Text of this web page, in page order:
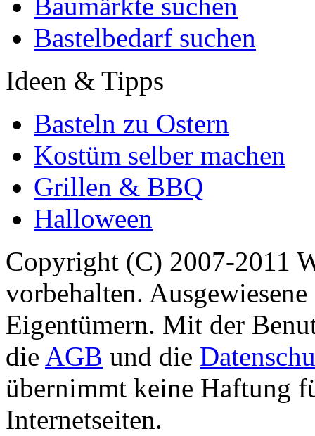
Baumärkte suchen
Bastelbedarf suchen
Ideen & Tipps
Basteln zu Ostern
Kostüm selber machen
Grillen & BBQ
Halloween
Copyright (C) 2007-2011
vorbehalten.
Eigentümern. Mit der
die AGB und die
übernimmt keine Haftung
Internetseiten.